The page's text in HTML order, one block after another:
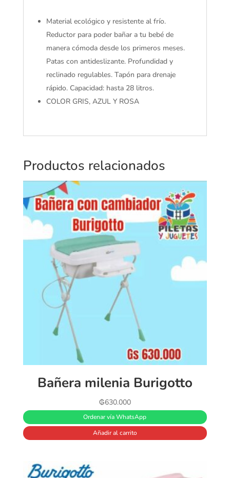
Material ecológico y resistente al frío.
Reductor para poder bañar a tu bebé de
manera cómoda desde los primeros meses.
Patas con antideslizante. Profundidad y
reclinado regulables. Tapón para drenaje
rápido. Capacidad: hasta 28 litros.
COLOR GRIS, AZUL Y ROSA
Productos relacionados
Bañera milenia Burigotto
₲630.000
Ordenar vía WhatsApp
Añadir al carrito